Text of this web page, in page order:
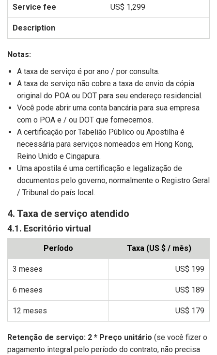
US$ 1,299
Notas:
A taxa de serviço é por ano / por consulta.
A taxa de serviço não cobre a taxa de envio da cópia
original do POA ou DOT para seu endereço residencial.
Você pode abrir uma conta bancária para sua empresa
com o POA e / ou DOT que fornecemos.
A certificação por Tabelião Público ou Apostilha é
necessária para serviços nomeados em Hong Kong,
Reino Unido e Cingapura.
Uma apostila é uma certificação e legalização de
documentos pelo governo, normalmente o Registro Geral
/ Tribunal do país local.
4. Taxa de serviço atendido
4.1. Escritório virtual
Período Taxa (US $ / mês)
3 meses US$ 199
6 meses US$ 189
12 meses US$ 179
Retenção de serviço: 2 * Preço unitário (se você fizer o
pagamento integral pelo período do contrato, não precisa